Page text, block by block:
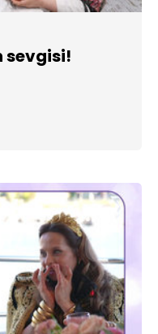
sevgisi!